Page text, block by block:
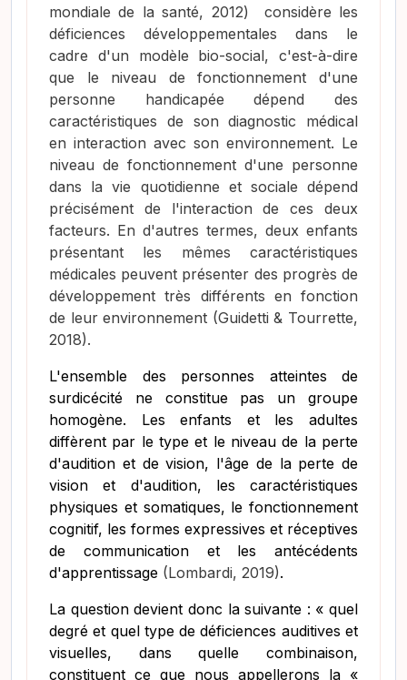
mondiale de la santé, 2012)
considère les
déficiences développementales dans le
cadre d'un modèle bio-social, c'est-à-dire
que le niveau de fonctionnement d'une
personne handicapée dépend des
caractéristiques de son diagnostic médical
en interaction avec son environnement. Le
niveau de fonctionnement d'une personne
dans la vie quotidienne et sociale dépend
précisément de l'interaction de ces deux
facteurs. En d'autres termes, deux enfants
présentant les mêmes caractéristiques
médicales peuvent présenter des progrès de
développement très différents en fonction
de leur environnement (Guidetti & Tourrette,
2018).
L'ensemble des personnes atteintes de
surdicécité ne constitue pas un groupe
homogène. Les enfants et les adultes
diffèrent par le type et le niveau de la perte
d'audition et de vision, l'âge de la perte de
vision et d'audition, les caractéristiques
physiques et somatiques, le fonctionnement
cognitif, les formes expressives et réceptives
de communication et les antécédents
d'apprentissage (Lombardi, 2019).
La question devient donc la suivante : « quel
degré et quel type de déficiences auditives et
visuelles, dans quelle combinaison,
constituent ce que nous appellerons la «